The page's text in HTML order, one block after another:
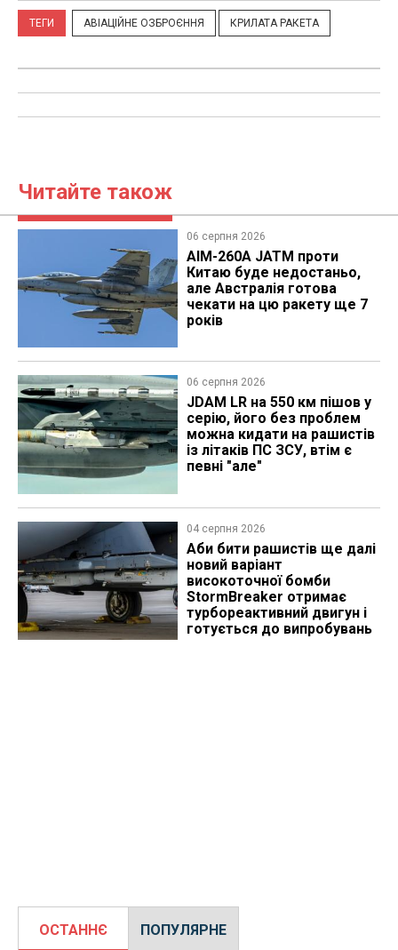
ТЕГИ АВІАЦІЙНЕ ОЗБРОЄННЯ КРИЛАТА РАКЕТА
Читайте також
06 серпня 2026
AIM-260A JATM проти
Китаю буде недостаньо,
але Австралія готова
чекати на цю ракету ще 7
років
06 серпня 2026
JDAM LR на 550 км пішов у
серію, його без проблем
можна кидати на рашистів
із літаків ПС ЗСУ, втім є
певні "але"
04 серпня 2026
Аби бити рашистів ще далі
новий варіант
високоточної бомби
StormBreaker отримає
турбореактивний двигун і
готується до випробувань
ОСТАННЄ ПОПУЛЯРНЕ